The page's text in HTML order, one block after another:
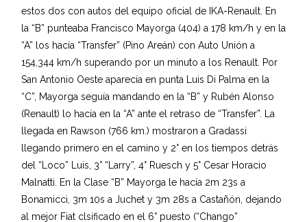
estos dos con autos del equipo oficial de IKA-Renault. En
la “B” punteaba Francisco Mayorga (404) a 178 km/h y en la
“A” los hacía “Transfer” (Pino Areán) con Auto Unión a
154,344 km/h superando por un minuto a los Renault. Por
San Antonio Oeste aparecía en punta Luis Di Palma en la
“C”, Mayorga seguía mandando en la “B” y Rubén Alonso
(Renault) lo hacía en la “A” ante el retraso de “Transfer”. La
llegada en Rawson (766 km.) mostraron a Gradassi
llegando primero en el camino y 2° en los tiempos detrás
del “Loco” Luis, 3° “Larry”, 4° Ruesch y 5° Cesar Horacio
Malnatti. En la Clase “B” Mayorga le hacía 2m 23s a
Bonamicci, 3m 10s a Juchet y 3m 28s a Castañón, dejando
al mejor Fiat clsificado en el 6° puesto (“Chango”